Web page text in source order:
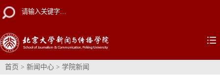
首页 > 新闻中心 > 学院新闻